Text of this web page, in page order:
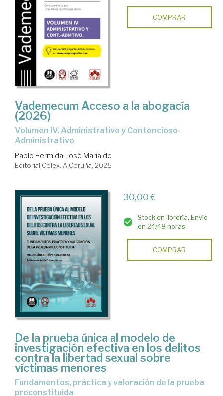
COMPRAR
Vademecum Acceso a la abogacía
(2026)
Volumen IV. Administrativo y Contencioso-
Administrativo
Pablo Hermida, José María de
Editorial Colex. A Coruña, 2025
30,00 €
Stock en librería. Envío
en 24/48 horas
COMPRAR
De la prueba única al modelo de
investigación efectiva en los delitos
contra la libertad sexual sobre
víctimas menores
Fundamentos, práctica y valoración de la prueba
preconstituida